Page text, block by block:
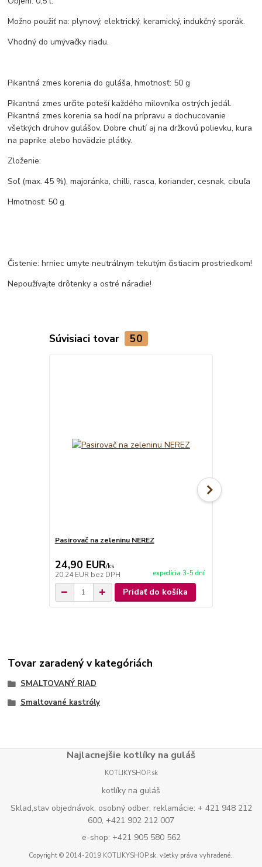
Možno použiť na: plynový, elektrický, keramický, indukčný sporák.
Vhodný do umývačky riadu.
Pikantná zmes korenia do guláša, hmotnosť: 50 g
Pikantná zmes určite poteší každého milovníka ostrých jedál.
Pikantná zmes korenia sa hodí na prípravu a dochucovanie
všetkých druhov gulášov. Dobre chutí aj na držkovú polievku, kura
na paprike alebo hovädzie plátky.
Zloženie:
Soľ (max. 45 %), majoránka, chilli, rasca, koriander, cesnak, cibuľa
Hmotnosť: 50 g.
Čistenie: hrniec umyte neutrálnym tekutým čistiacim prostriedkom!
Nepoužívajte drôtenky a ostré náradie!
Súvisiaci tovar 50
Pasirovač na zeleninu NEREZ
24,90 EUR/ks
20,24 EUR bez DPH expedícia 3-5 dní
Pridať do košíka
Tovar zaradený v kategóriách
SMALTOVANÝ RIAD
Smaltované kastróly
Najlacnejšie kotlíky na guláš
KOTLIKYSHOP.sk
kotlíky na guláš
Sklad,stav objednávok, osobný odber, reklamácie: + 421 948 212
600, +421 902 212 007
e-shop: +421 905 580 562
Copyright © 2014-2019 KOTLIKYSHOP.sk, všetky práva vyhradené..